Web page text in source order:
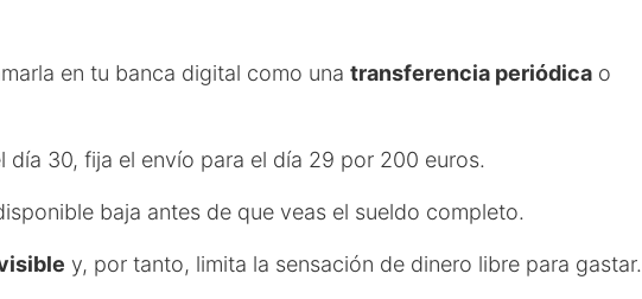
en tu banca digital como una transferencia periódica o
día 30, fija el envío para el día 29 por 200 euros.
baja antes de que veas el sueldo completo.
y, por tanto, limita la sensación de dinero libre para gastar.